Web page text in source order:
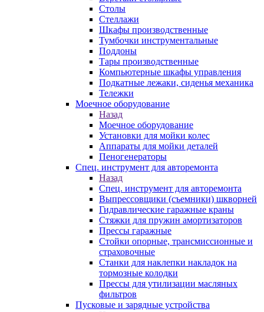
Столы
Стеллажи
Шкафы производственные
Тумбочки инструментальные
Поддоны
Тары производственные
Компьютерные шкафы управления
Подкатные лежаки, сиденья механика
Тележки
Моечное оборудование
Назад
Моечное оборудование
Установки для мойки колес
Аппараты для мойки деталей
Пеногенераторы
Спец. инструмент для авторемонта
Назад
Спец. инструмент для авторемонта
Выпрессовщики (съемники) шкворней
Гидравлические гаражные краны
Стяжки для пружин амортизаторов
Прессы гаражные
Стойки опорные, трансмиссионные и
страховочные
Станки для наклепки накладок на
тормозные колодки
Прессы для утилизации масляных
фильтров
Пусковые и зарядные устройства